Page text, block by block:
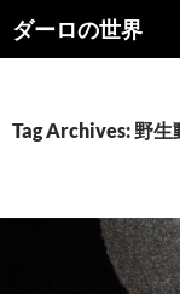
Skip
toダーロの世界
Search
Tag Archives: 野生